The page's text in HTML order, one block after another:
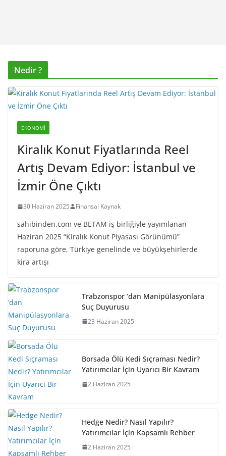
Nedir ?
EKONOMI
Kiralık Konut Fiyatlarında Reel
Artış Devam Ediyor: İstanbul ve
İzmir Öne Çıktı
30 Haziran 2025 Finansal Kaynak
sahibinden.com ve BETAM iş birliğiyle yayımlanan
Haziran 2025 “Kiralık Konut Piyasası Görünümü”
raporuna göre, Türkiye genelinde ve büyükşehirlerde
kira artışı
Trabzonspor ‘dan Manipülasyonlara
Suç Duyurusu
23 Haziran 2025
Borsada Ölü Kedi Sıçraması Nedir?
Yatırımcılar İçin Uyarıcı Bir Kavram
2 Haziran 2025
Hedge Nedir? Nasıl Yapılır?
Yatırımcılar İçin Kapsamlı Rehber
2 Haziran 2025